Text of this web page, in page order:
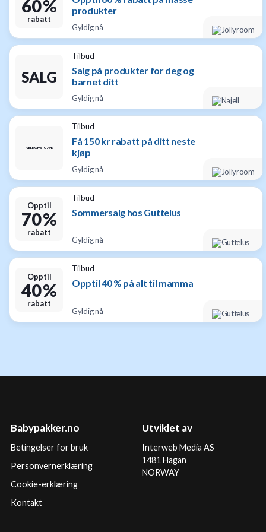
60 %
rabatt
produkter
Gyldig nå
SALG
Tilbud
Salg på produkter for deg og
barnet ditt
Gyldig nå
VELKOMSTGAVE
Tilbud
Få 150 kr rabatt på ditt neste
kjøp
Gyldig nå
Opptil
70 %
rabatt
Tilbud
Sommersalg hos Guttelus
Gyldig nå
Opptil
40 %
rabatt
Tilbud
Opptil 40 % på alt til mamma
Gyldig nå
Babypakker.no
Betingelser for bruk
Personvernerklæring
Cookie-erklæring
Kontakt
Utviklet av
Interweb Media AS
1481 Hagan
NORWAY